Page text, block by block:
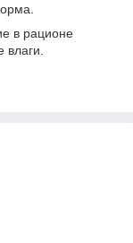
в рационе